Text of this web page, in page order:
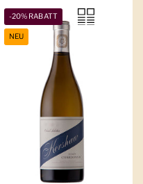
-20% RABATT
NEU